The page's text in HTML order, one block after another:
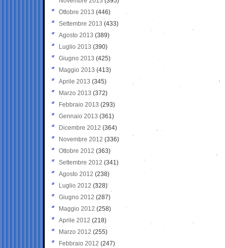
Ottobre 2013 (446)
Settembre 2013 (433)
Agosto 2013 (389)
Luglio 2013 (390)
Giugno 2013 (425)
Maggio 2013 (413)
Aprile 2013 (345)
Marzo 2013 (372)
Febbraio 2013 (293)
Gennaio 2013 (361)
Dicembre 2012 (364)
Novembre 2012 (336)
Ottobre 2012 (363)
Settembre 2012 (341)
Agosto 2012 (238)
Luglio 2012 (328)
Giugno 2012 (287)
Maggio 2012 (258)
Aprile 2012 (218)
Marzo 2012 (255)
Febbraio 2012 (247)